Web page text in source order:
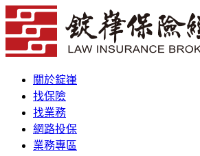
關於錠嵂
找保險
找業務
網路投保
業務專區